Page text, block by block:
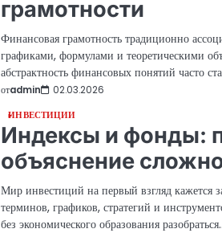
грамотности
Финансовая грамотность традиционно
графиками, формулами и теоретическими
абстрактность финансовых понятий часто
отadmin 02.03.2026
ИНВЕСТИЦИИ
Индексы и фонды:
объяснение
Мир инвестиций на первый взгляд кажется
терминов, графиков, стратегий и
без экономического образования